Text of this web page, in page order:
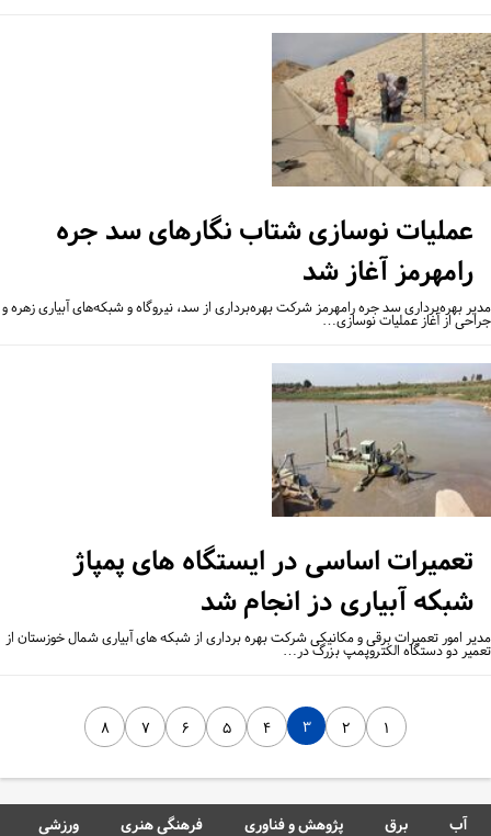
عملیات نوسازی شتاب نگارهای سد جره
رامهرمز آغاز شد
بهره‌برداری سد جره رامهرمز شرکت بهره‌برداری از سد، نیروگاه و شبکه‌های آبیاری زهره و
از آغاز عملیات نوسازی…
تعمیرات اساسی در ایستگاه های پمپاژ
شبکه آبیاری دز انجام شد
امور تعمیرات برقی و مکانیکی شرکت بهره برداری از شبکه های آبیاری شمال خوزستان از
دو دستگاه الکتروپمپ بزرگ در…
آب برق پژوهش و فناوری فرهنگی هنری ورزشی